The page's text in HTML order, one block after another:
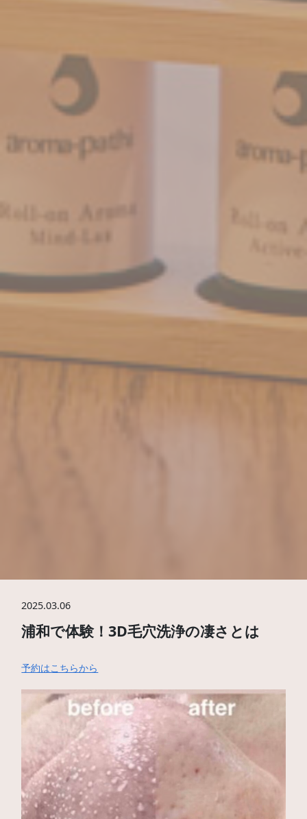
2025.03.06
浦和で体験！3D毛穴洗浄の凄さとは
予約はこちらから